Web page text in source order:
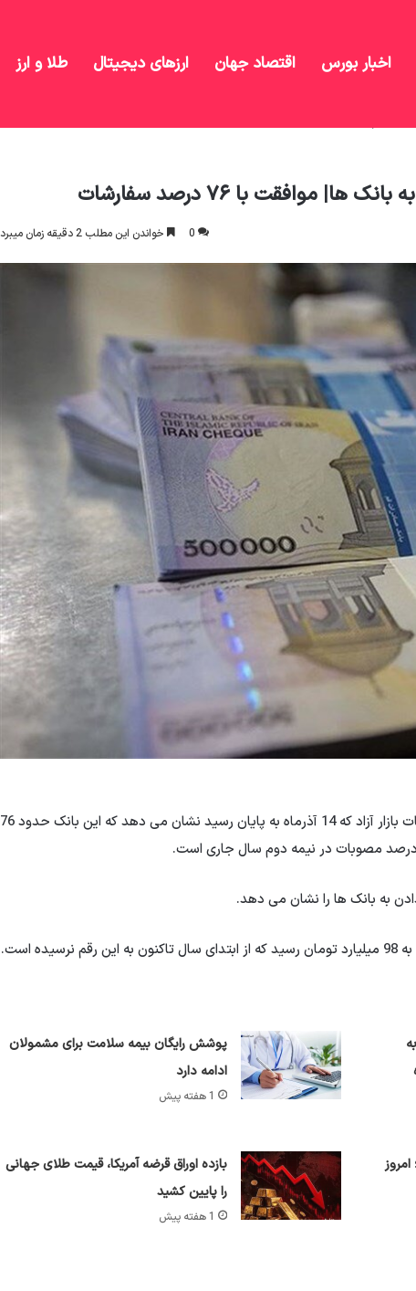
اخبار بورس اقتصاد جهان ارزهای دیجیتال طلا و ارز
با ۷۶ درصد سفارشات
0 خواندن این مطلب 2 دقیقه زمان میبرد
به گزارش افق میهن، آخرین گزارش بانک مرکزی از عملیات بازار آزاد که 14 آذرماه به پایان رسید نشان می دهد که این بانک حدود 76
درصد مصوبات در نیمه دوم سال جاری است.
به بانک ها را نشان می دهد.
است.
پوشش رایگان بیمه سلامت برای مشمولان
ادامه دارد
1 هفته پیش
بازده اوراق قرضه آمریکا، قیمت طلای جهانی
را پایین کشید
1 هفته پیش